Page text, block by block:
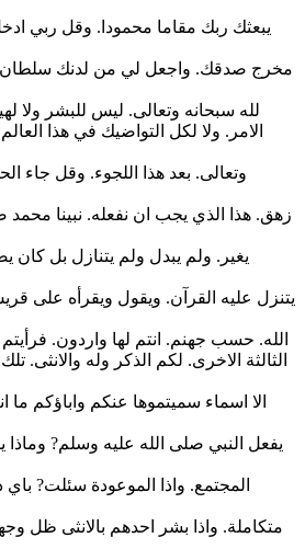
يبعثك ربك مقاما محمودا. وقل ربي
مخرج صدقك. واجعل لي من لدنك سلطان
لله سبحانه وتعالى. ليس للبشر ولا
الامر. ولا لكل التواضيك في هذا
وتعالى. بعد هذا اللجوء. وقل جاء
زهق. هذا الذي يجب ان نفعله. نبينا محمد
يغير. ولم يبدل ولم يتنازل بل كان
يتنزل عليه القرآن. ويقول ويقرأه على
الله. حسب جهنم. انتم لها واردون. فرأيتم
الثالثة الاخرى. لكم الذكر وله والانثى.
الا اسماء سميتموها عنكم واباؤكم ما
يفعل النبي صلى الله عليه وسلم?
المجتمع. واذا الموعودة سئلت?
متكاملة. واذا بشر احدهم بالانثى ظل